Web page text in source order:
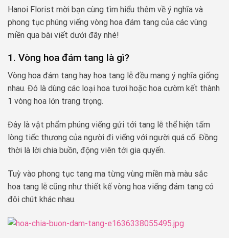
Hanoi Florist mời bạn cùng tìm hiểu thêm về ý nghĩa và
phong tục phúng viếng vòng hoa đám tang của các vùng
miền qua bài viết dưới đây nhé!
1. Vòng hoa đám tang là gì?
Vòng hoa đám tang hay hoa tang lễ đều mang ý nghĩa giống
nhau. Đó là dùng các loại hoa tươi hoặc hoa cườm kết thành
1 vòng hoa lớn trang trọng.
Đây là vật phẩm phúng viếng gửi tới tang lễ thể hiện tấm
lòng tiếc thương của người đi viếng với người quá cố. Đồng
thời là lời chia buồn, động viên tới gia quyến.
Tuỳ vào phong tục tang ma từng vùng miền mà màu sắc
hoa tang lễ cũng như thiết kế vòng hoa viếng đám tang có
đôi chút khác nhau.